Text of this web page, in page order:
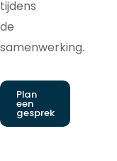
tijdens
de
samenwerking.
Plan
een
gesprek